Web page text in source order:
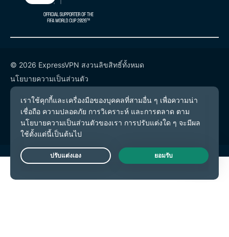
© 2026 ExpressVPN สงวนลิขสิทธิ์ทั้งหมด
นโยบายความเป็นส่วนตัว
เงื่อนไขการให้บริการ
การตั้งค่าคุกกี้
Live Chat